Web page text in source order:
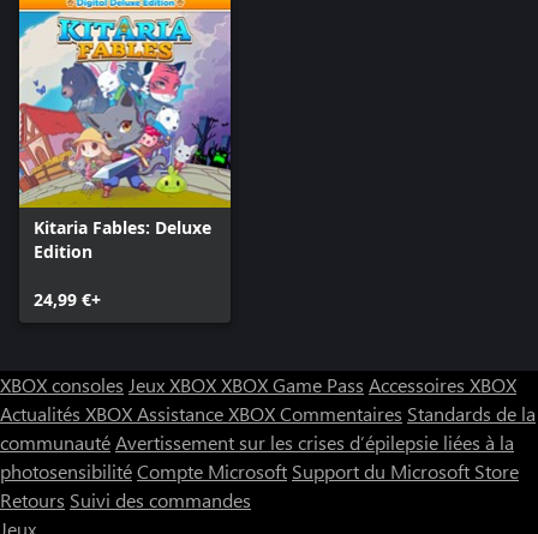
Kitaria Fables: Deluxe
Edition
24,99 €+
XBOX consoles Jeux XBOXXBOX Game Pass Accessoires XBOX
Actualités XBOXAssistance XBOXCommentaires Standards de la
communautéAvertissement sur les crises d’épilepsie liées à la
photosensibilitéCompte Microsoft Support du Microsoft Store
Retours Suivi des commandes
Jeux